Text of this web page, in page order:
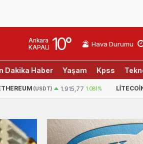
Ankara
KAPALI 10° Hava Durumu
Dakika Haber Yaşam Kpss
(USDT) 1.915,77 1.081%